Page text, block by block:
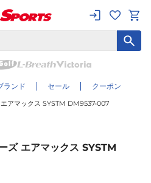
ランド セール クーポン
アマックス SYSTM DM9537-007
ズ エアマックス SYSTM